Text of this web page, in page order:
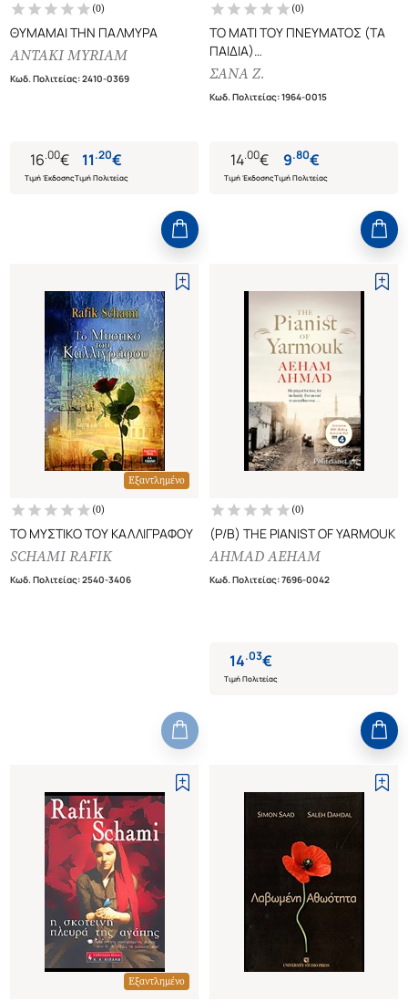
(0)
ΘΥΜΑΜΑΙ ΤΗΝ ΠΑΛΜΥΡΑ
ANTAKI MYRIAM
Κωδ. Πολιτείας:2410-0369
16.00€
Τιμή Έκδοσης
11.20€
Τιμή Πολιτείας
(0)
ΤΟ ΜΑΤΙ ΤΟΥ ΠΝΕΥΜΑΤΟΣ (ΤΑ
ΠΑΙΔΙΑ)
ΜΙΑ ΑΛΗΘΙΝΗ ΙΣΤΟΡΙΑ
ΣΑΝΑ Ζ.
Κωδ. Πολιτείας:1964-0015
14.00€
Τιμή Έκδοσης
9.80€
Τιμή Πολιτείας
Εξαντλημένο
(0)
ΤΟ ΜΥΣΤΙΚΟ ΤΟΥ ΚΑΛΛΙΓΡΑΦΟΥ
SCHAMI RAFIK
Κωδ. Πολιτείας:2540-3406
(0)
(P/B) THE PIANIST OF YARMOUK
AHMAD AEHAM
Κωδ. Πολιτείας:7696-0042
14.03€
Τιμή Πολιτείας
Εξαντλημένο